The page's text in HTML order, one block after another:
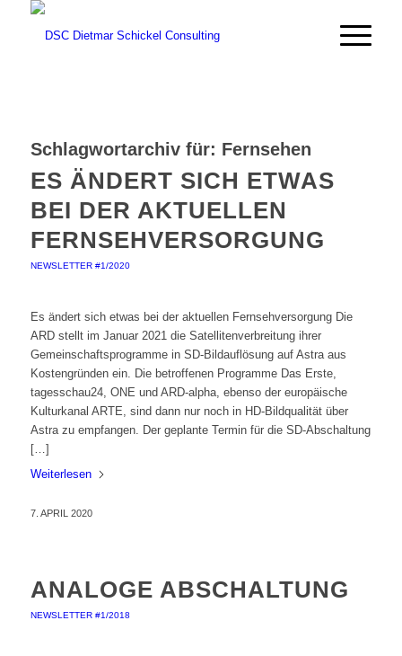
Schlagwortarchiv für: Fernsehen
ES ÄNDERT SICH ETWAS
BEI DER AKTUELLEN
FERNSEHVERSORGUNG
NEWSLETTER #1/2020
Es ändert sich etwas bei der aktuellen Fernsehversorgung Die
ARD stellt im Januar 2021 die Satellitenverbreitung ihrer
Gemeinschaftsprogramme in SD-Bildauflösung auf Astra aus
Kostengründen ein. Die betroffenen Programme Das Erste,
tagesschau24, ONE und ARD-alpha, ebenso der europäische
Kulturkanal ARTE, sind dann nur noch in HD-Bildqualität über
Astra zu empfangen. Der geplante Termin für die SD-Abschaltung
[…]
Weiterlesen
7. APRIL 2020
ANALOGE ABSCHALTUNG
NEWSLETTER #1/2018